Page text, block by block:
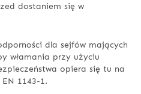
dostaniem się w
dla sejfów mających
włamania przy użyciu
opiera się tu na
1143-1.